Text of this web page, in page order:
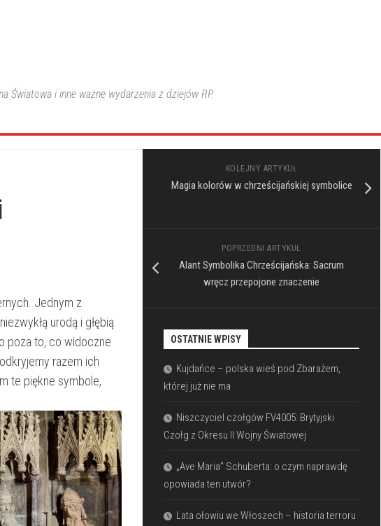
i inne ważne wydarzenia z dziejów RP.
Jednym z⁣
urodą⁢ i głębią
poza to, co ‌widoczne
razem ich
te piękne symbole,
KOLEJNY ARTYKUŁ
Magia kolorów w chrześcijańskiej symbolice
POPRZEDNI ARTYKUŁ
Alant Symbolika Chrześcijańska: Sacrum
wręcz przepojone znaczenie
OSTATNIE WPISY
Kujdańce – polska wieś pod Zbarażem,
której już nie ma
Niszczyciel czołgów FV4005: Brytyjski
Czołg z Okresu II Wojny Światowej
„Ave Maria” Schuberta: o czym naprawdę
opowiada ten utwór?
Lata ołowiu we Włoszech – historia terroru